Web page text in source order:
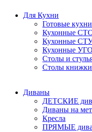
Для Кухни
Готовые кухни
Кухонные
Кухонные
Кухонные
Столы и
Столы книжки
Диваны
ДЕТСКИЕ
Диваны на
Кресла
ПРЯМЫЕ